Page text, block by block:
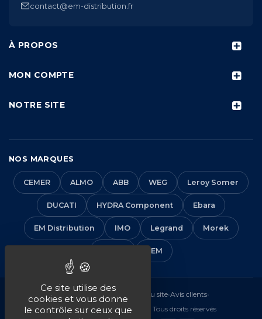
À PROPOS
MON COMPTE
NOTRE SITE
contact@em-distribution.fr
NOS MARQUES
CEMER ALMO ABB WEG Leroy Somer
DUCATI HYDRA Component Ebara
EM Distribution IMO Legrand Morek
VEM
Mentions légales Plan du site•Avis clients•
© 2016-2026 EM Distribution - Tous droits réservés
Ce site utilise des
cookies et vous donne
le contrôle sur ceux que